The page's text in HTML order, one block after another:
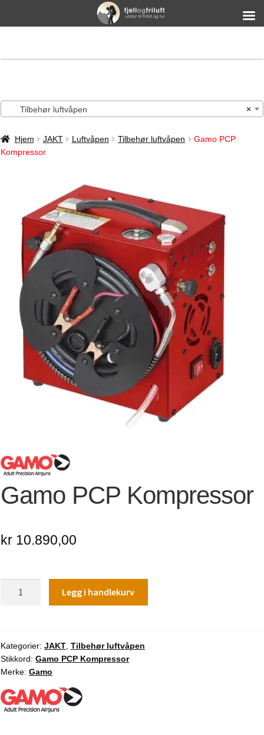
×
Tilbehør luftvåpen
Hjem JAKT Luftvåpen Tilbehør luftvåpen
Gamo PCP
Kompressor
Gamo PCP Kompressor
kr 10.890,00
Legg i handlekurv
Kategorier: JAKT Tilbehør luftvåpen
Stikkord: Gamo PCP Kompressor
Merke: Gamo